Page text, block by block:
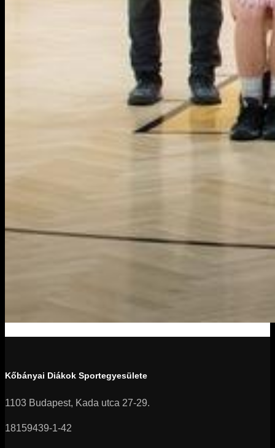
Kőbányai Diákok Sportegyesülete
1103 Budapest, Kada utca 27-29.
18159439-1-42